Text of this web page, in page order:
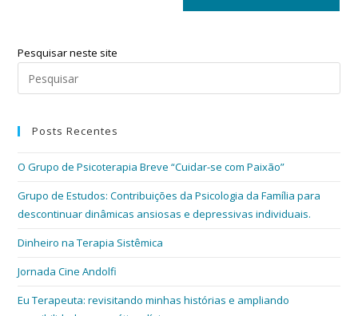
Pesquisar neste site
Posts Recentes
O Grupo de Psicoterapia Breve “Cuidar-se com Paixão”
Grupo de Estudos: Contribuições da Psicologia da Família para
descontinuar dinâmicas ansiosas e depressivas individuais.
Dinheiro na Terapia Sistêmica
Jornada Cine Andolfi
Eu Terapeuta: revisitando minhas histórias e ampliando